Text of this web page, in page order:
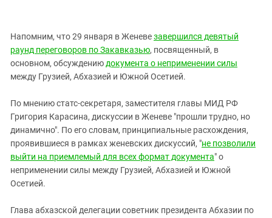
Напомним, что 29 января в Женевезавершился девятый
раунд переговоров по Закавказью, посвященный, в
основном, обсуждению документа о неприменении силы
между Грузией, Абхазией и Южной Осетией.
По мнению статс-секретаря, заместителя главы МИД РФ
Григория Карасина, дискуссии в Женеве "прошли трудно, но
динамично". По его словам, принципиальные расхождения,
проявившиеся в рамках женевских дискуссий, "не позволили
выйти на приемлемый для всех формат документа" о
неприменении силы между Грузией, Абхазией и Южной
Осетией.
Глава абхазской делегации советник президента Абхазии по